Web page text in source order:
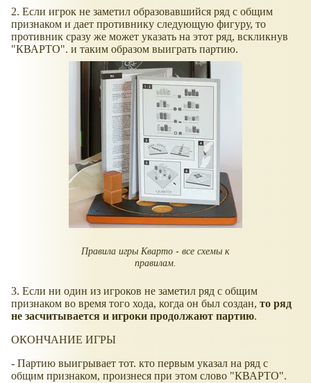
2. Если игрок не заметил образовавшийся ряд с общим
признаком и дает противнику следующую фигуру, то
противник сразу же может указать на этот ряд, вскликнув
"КВАРТО". и таким образом выиграть партию.
Правила игры Кварто - все схемы к
правилам.
3. Если ни один из игроков не заметил ряд с общим
признаком во время того хода, когда он был создан, то ряд
не засчитывается и игроки продолжают партию.
ОКОНЧАНИЕ ИГРЫ
- Партию выигрывает тот. кто первым указал на ряд с
общим признаком, произнеся при этом слово "КВАРТО".